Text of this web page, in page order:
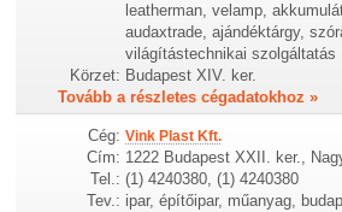
leatherman, velamp,
audaxtrade, ajándéktárgy,
világítástechnikai szolgáltatás
Körzet: Budapest XIV. ker.
Tovább a részletes cégadatokhoz »
Cég: Vink Plast Kft.
Cím: 1222 Budapest XXII. ker.,
Tel.: (1) 4240380, (1) 4240380
Tev.: ipar, építőipar, műanyag,